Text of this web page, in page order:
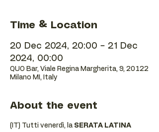
Time & Location
20 Dec 2024, 20:00 – 21 Dec
2024, 00:00
QUO Bar, Viale Regina Margherita, 9, 20122
Milano MI, Italy
About the event
(IT) Tutti venerdì, la SERATA LATINA